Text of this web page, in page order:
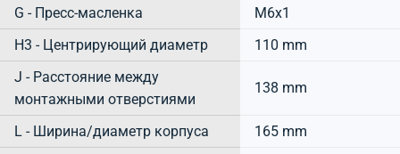
G - Пресс-масленка
M6x1
H3 - Центрирующий диаметр
110 mm
J - Расстояние между
монтажными отверстиями
138 mm
L - Ширина/диаметр корпуса
165 mm